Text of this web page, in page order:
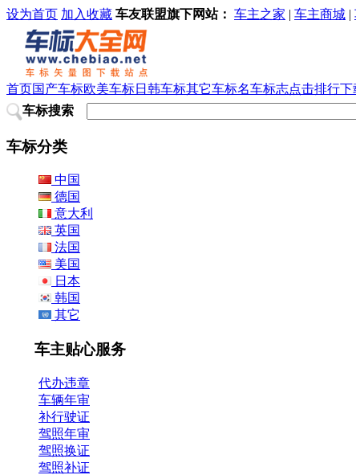
设为首页 加入收藏 车友联盟旗下网站： 车主之家 | 车主商城 |
首页国产车标欧美车标日韩车标其它车标名车标志点击排行下
车标搜索
车标分类
中国
德国
意大利
英国
法国
美国
日本
韩国
其它
车主贴心服务
代办违章
车辆年审
补行驶证
驾照年审
驾照换证
驾照补证